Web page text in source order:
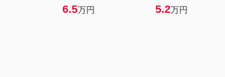
6.5万円 5.2万円